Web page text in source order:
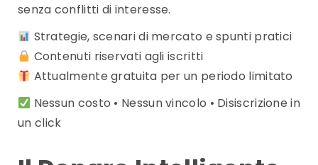
senza conflitti di interesse.
Strategie, scenari di mercato e spunti pratici
Contenuti riservati agli iscritti
Attualmente gratuita per un periodo limitato
Nessun costo • Nessun vincolo • Disiscrizione in
un click